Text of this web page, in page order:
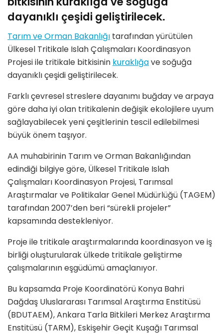
dayanıklı çeşidi geliştirilecek.
Tarım ve Orman Bakanlığı tarafından yürütülen
Ülkesel Tritikale Islah Çalışmaları Koordinasyon
Projesi ile tritikale bitkisinin kuraklığave soğuğa
dayanıklı çeşidi geliştirilecek.
Farklı çevresel streslere dayanımı buğday ve arpaya
göre daha iyi olan tritikalenin değişik ekolojilere uyum
sağlayabilecek yeni çeşitlerinin tescil edilebilmesi
büyük önem taşıyor.
AA muhabirinin Tarım ve Orman Bakanlığından
edindiği bilgiye göre, Ülkesel Tritikale Islah
Çalışmaları Koordinasyon Projesi, Tarımsal
Araştırmalar ve Politikalar Genel Müdürlüğü (TAGEM)
tarafından 2007’den beri “sürekli projeler”
kapsamında destekleniyor.
Proje ile tritikale araştırmalarında koordinasyon ve iş
birliği oluşturularak ülkede tritikale geliştirme
çalışmalarının eşgüdümü amaçlanıyor.
Bu kapsamda Proje Koordinatörü Konya Bahri
Dağdaş Uluslararası Tarımsal Araştırma Enstitüsü
(BDUTAEM), Ankara Tarla Bitkileri Merkez Araştırma
Enstitüsü (TARM), Eskişehir Geçit Kuşağı Tarımsal